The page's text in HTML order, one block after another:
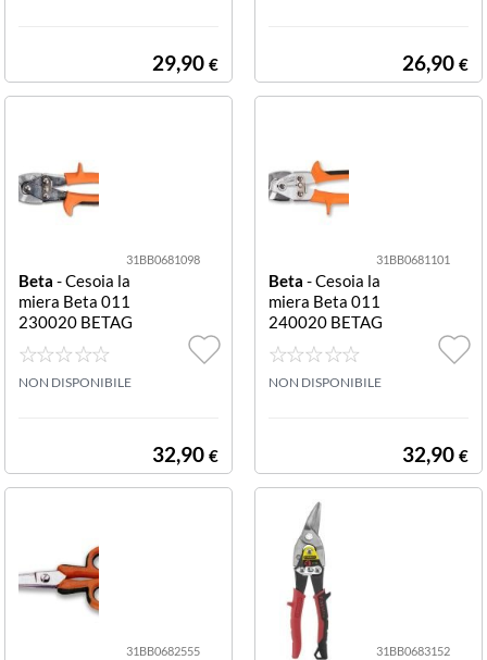
29,90 € 26,90 €
31BB0681098
Beta - Cesoia la
miera Beta 011
230020 BETAG
RIP 1123 1123
NON DISPONIBILE
32,90 €
31BB0681101
Beta - Cesoia la
miera Beta 011
240020 BETAG
RIP 1124 1124
NON DISPONIBILE
32,90 €
31BB0682555 31BB0683152